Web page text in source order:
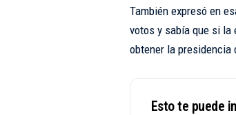
También expresó en
votos y sabía que si la
obtener la presidencia
Esto te puede